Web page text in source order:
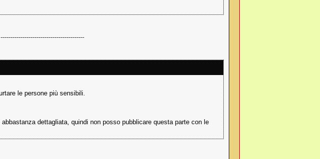
------------------------------------------
le persone più sensibili.
dettagliata, quindi non posso pubblicare questa parte con le